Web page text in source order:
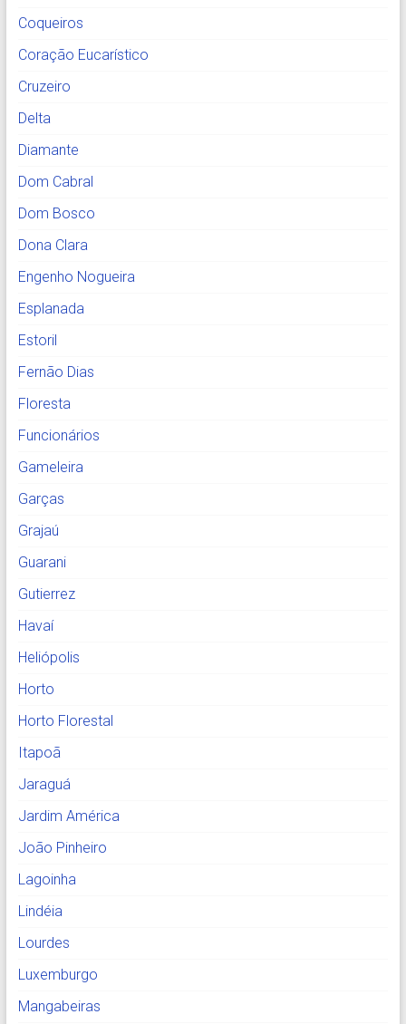
Coqueiros
Coração Eucarístico
Cruzeiro
Delta
Diamante
Dom Cabral
Dom Bosco
Dona Clara
Engenho Nogueira
Esplanada
Estoril
Fernão Dias
Floresta
Funcionários
Gameleira
Garças
Grajaú
Guarani
Gutierrez
Havaí
Heliópolis
Horto
Horto Florestal
Itapoã
Jaraguá
Jardim América
João Pinheiro
Lagoinha
Lindéia
Lourdes
Luxemburgo
Mangabeiras